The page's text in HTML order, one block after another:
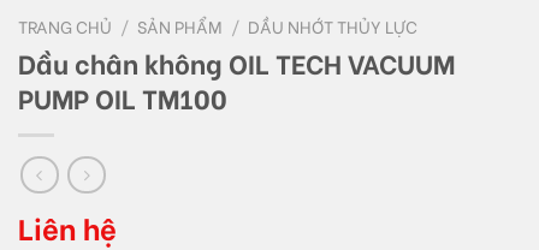
TRANG CHỦ / SẢN PHẨM / DẦU NHỚT THỦY LỰC
Dầu chân không OIL TECH VACUUM
PUMP OIL TM100
Liên hệ